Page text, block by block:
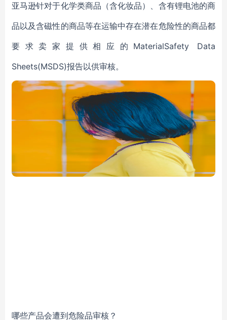
亚马逊针对于化学类商品（含化妆品）、含有锂电池的商
品以及含磁性的商品等在运输中存在潜在危险性的商品都
要求卖家提供相应的MaterialSafety Data
Sheets(MSDS)报告以供审核。
哪些产品会遭到危险品审核？